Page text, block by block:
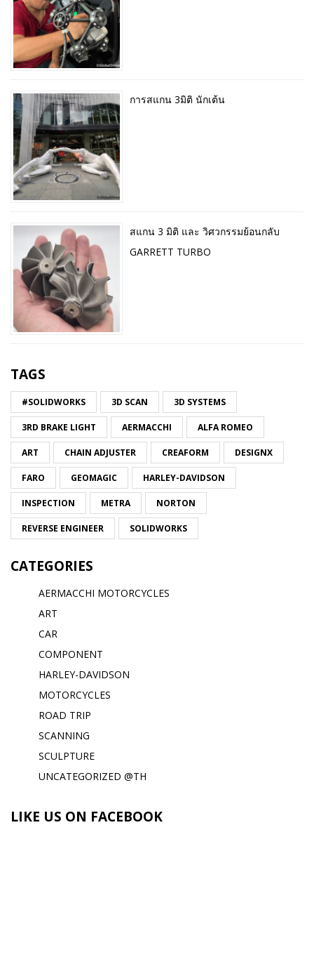
การสแกน 3มิติ นักเต้น
สแกน 3 มิติ และ วิศวกรรมย้อนกลับ
GARRETT TURBO
TAGS
#SOLIDWORKS 3D SCAN 3D SYSTEMS
3RD BRAKE LIGHT AERMACCHI ALFA ROMEO
ART CHAIN ADJUSTER CREAFORM DESIGNX
FARO GEOMAGIC HARLEY-DAVIDSON
INSPECTION METRA NORTON
REVERSE ENGINEER SOLIDWORKS
CATEGORIES
AERMACCHI MOTORCYCLES
ART
CAR
COMPONENT
HARLEY-DAVIDSON
MOTORCYCLES
ROAD TRIP
SCANNING
SCULPTURE
UNCATEGORIZED @TH
LIKE US ON FACEBOOK